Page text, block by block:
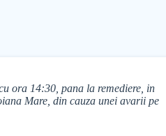
ora 14:30, pana la remediere, in
Mare, din cauza unei avarii pe